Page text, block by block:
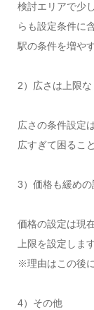
検討エリアで少
らも設定条件に
駅の条件を増や
2）広さは上限な
広さの条件設定
広すぎて困るこ
3）価格も緩め
価格の設定は現
上限を設定します
※理由はこの後
4）その他